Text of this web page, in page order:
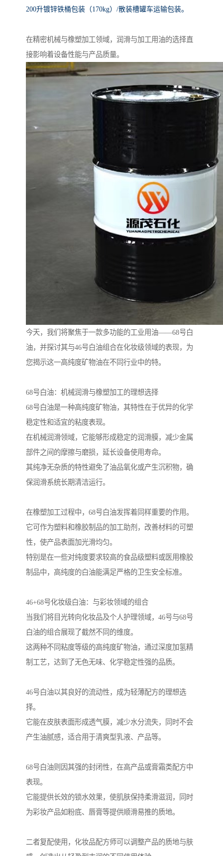
200升镀锌铁桶包装（170kg）/散装槽罐车运输包装。
在精密机械与橡塑加工领域，润滑与加工用油的选择直
接影响着设备性能与产品质量。
今天，我们将聚焦于一款多功能的工业用油——68号白
油，并探讨其与46号白油组合在化妆级领域的表现，为
您揭示这一高纯度矿物油在不同行业中的特。
68号白油：机械润滑与橡塑加工的理想选择
68号白油是一种高纯度矿物油，其特性在于优异的化学
稳定性和适宜的粘度表现。
在机械润滑领域，它能够形成稳定的润滑膜，减少金属
部件之间的摩擦与磨损，延长设备使用寿命。
其纯净无杂质的特性避免了油品氧化或产生沉积物，确
保润滑系统长期清洁运行。
在橡塑加工过程中，68号白油发挥着同样重要的作用。
它可作为塑料和橡胶制品的加工助剂，改善材料的可塑
性，使产品表面加光滑均匀。
特别是在一些对纯度要求较高的食品级塑料或医用橡胶
制品中，高纯度的白油能满足严格的卫生安全标准。
46+68号化妆级白油：与彩妆领域的组合
当我们将目光转向化妆品及个人护理领域，46号与68号
白油的组合展现了截然不同的维度。
这两种不同粘度等级的高纯度矿物油，通过深度加氢精
制工艺，达到了无色无味、化学稳定性强的品质。
46号白油以其良好的流动性，成为轻薄配方的理想选
择。
它能在皮肤表面形成透气膜，减少水分流失，同时不会
产生油腻感，适合用于清爽型乳液、产品等。
68号白油则因其强的封闭性，在高产品或膏霜类配方中
表现。
它能提供长效的锁水效果，使肌肤保持柔滑滋润，同时
为彩妆产品如粉底、唇膏等提供顺滑易推的质地。
二者复配使用，化妆品配方师可以调整产品的质地与肤